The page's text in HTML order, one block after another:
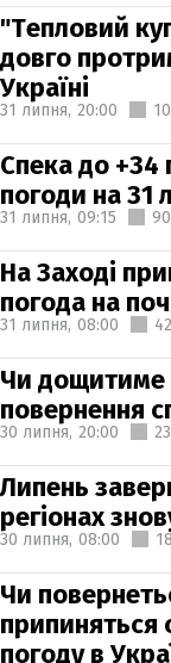
"Тепловий
довго
Україні
31 липня, 20:00
Спека до +34
погоди на 31
31 липня, 09:15
На Заході
погода на
31 липня, 08:00
Чи дощитиме
повернення
30 липня, 20:00
Липень
регіонах
30 липня, 08:00
Чи
припиняться
погоду в